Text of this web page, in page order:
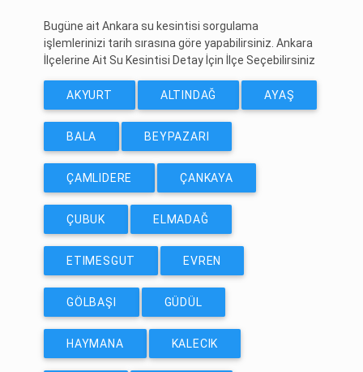
Bugüne ait Ankara su kesintisi sorgulama
işlemlerinizi tarih sırasına göre yapabilirsiniz. Ankara
İlçelerine Ait Su Kesintisi Detay İçin İlçe Seçebilirsiniz
AKYURT ALTINDAĞ AYAŞ
BALA BEYPAZARI
ÇAMLIDERE ÇANKAYA
ÇUBUK ELMADAĞ
ETIMESGUT EVREN
GÖLBAŞI GÜDÜL
HAYMANA KALECIK